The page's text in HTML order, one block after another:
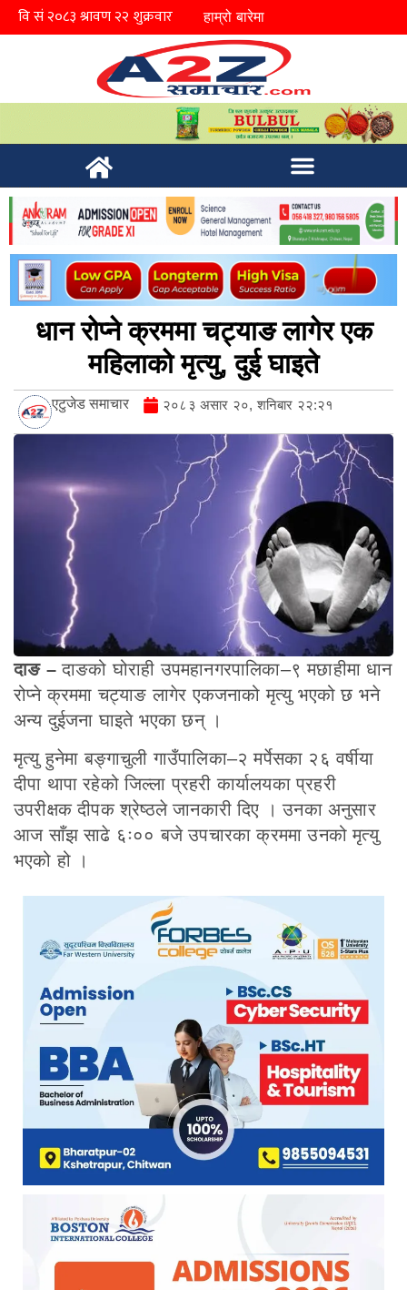
हाम्रो बारेमा
धान रोप्ने क्रममा चट्याङ लागेर एक
महिलाको मृत्यु, दुई घाइते
एटुजेड समाचार २०८३ असार २०, शनिबार २२:२१
दाङ –दाङको घोराही उपमहानगरपालिका–९ मछाहीमा धान
रोप्ने क्रममा चट्याङ लागेर एकजनाको मृत्यु भएको छ भने
अन्य दुईजना घाइते भएका छन् ।
मृत्यु हुनेमा बङ्गाचुली गाउँपालिका–२ मर्पेसका २६ वर्षीया
दीपा थापा रहेको जिल्ला प्रहरी कार्यालयका प्रहरी
उपरीक्षक दीपक श्रेष्ठले जानकारी दिए । उनका अनुसार
आज साँझ साढे ६ः०० बजे उपचारका क्रममा उनको मृत्यु
भएको हो ।